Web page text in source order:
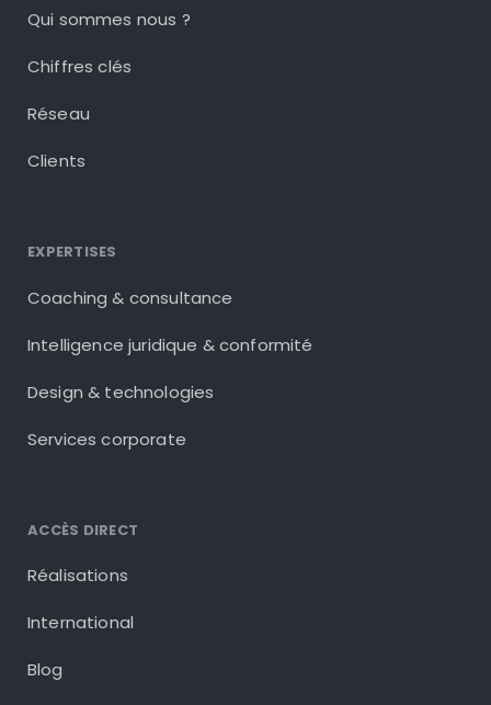
Qui sommes nous ?
Chiffres clés
Réseau
Clients
EXPERTISES
Coaching & consultance
Intelligence juridique & conformité
Design & technologies
Services corporate
ACCÈS DIRECT
Réalisations
International
Blog